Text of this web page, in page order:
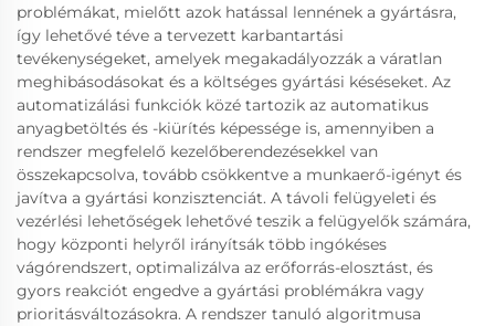
problémákat, mielőtt azok hatással lennének a gyártásra,
így lehetővé téve a tervezett karbantartási
tevékenységeket, amelyek megakadályozzák a váratlan
meghibásodásokat és a költséges gyártási késéseket. Az
automatizálási funkciók közé tartozik az automatikus
anyagbetöltés és -kiürítés képessége is, amennyiben a
rendszer megfelelő kezelőberendezésekkel van
összekapcsolva, tovább csökkentve a munkaerő-igényt és
javítva a gyártási konzisztenciát. A távoli felügyeleti és
vezérlési lehetőségek lehetővé teszik a felügyelők számára,
hogy központi helyről irányítsák több ingókéses
vágórendszert, optimalizálva az erőforrás-elosztást, és
gyors reakciót engedve a gyártási problémákra vagy
prioritásváltozásokra. A rendszer tanuló algoritmusa